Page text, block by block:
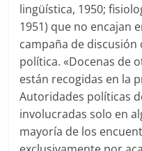
lingüística, 1950;
1951) que no encajan
campaña de
política. «Docenas de
están recogidas en la
Autoridades políticas
involucradas solo en
mayoría de los